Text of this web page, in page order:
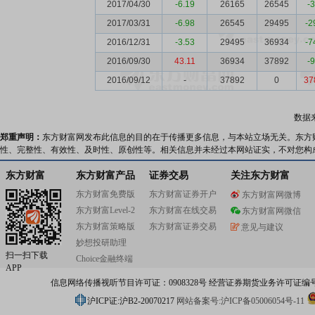
2017/04/30
-6.19 26165 26545
-
2017/03/31
-6.98 26545 29495
-
2016/12/31
-3.53 29495 36934
-
2016/09/30
43.11 36934 37892
-
2016/09/12
- 37892 0
数据
郑重声明： 东方财富网发布此信息的目的在于传播更多信息，与本站立场无关。东
性、完整性、有效性、及时性、原创性等。相关信息并未经过本网站证实，不对您
东方财富
扫一扫下载
APP
东方财富产品
东方财富免费版
东方财富Level-2
东方财富策略版
妙想投研助理
Choice金融终端
证券交易
东方财富证券开户
东方财富在线交易
东方财富证券交易
关注东方财富
东方财富网微博
东方财富网微信
意见与建议
信息网络传播视听节目许可证：0908328号 经营证券期货业务许可证编
沪ICP证:沪B2-20070217 网站备案号:沪ICP备05006054号-11